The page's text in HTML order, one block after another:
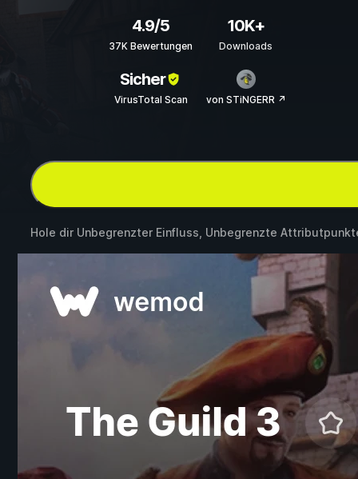
4.9/5
37K Bewertungen
10K+
Downloads
Sicher
VirusTotal Scan von STiNGERR ↗
Hole dir Unbegrenzter Einfluss, Unbegrenzte